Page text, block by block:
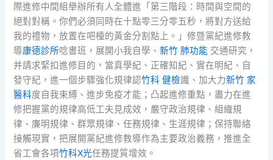
際進修中間組舉辦所有人全體進「第三階段：時間與空間的
絕對對稱。你們必須同時在十點零三分零五秒，將對方送給
我的禮物，放置在吧檯的黃金分割點上。」修暨黨紀進修教
導康德診所唸書班，展開小我自學、新竹 肺功能 交通研究，
并請求緊扣進修目的，當真學紀、正確知紀、實在明紀、自
發守紀，進一個步驟強化規律認竹科 健檢識、加大力新竹 家
醫科度自我束縛、進步免疫才能；凸起進修重點，盡力在進
修把握黨的規律高低工夫見成效，嚴守政治規律、組織規
律、廉明規律、群眾規律、任務規律、生涯規律；保持聯絡
接觸現實，把展開黨紀進修教導作為主要政治義務，推進全
省工會各項竹科X光任務提質增效。